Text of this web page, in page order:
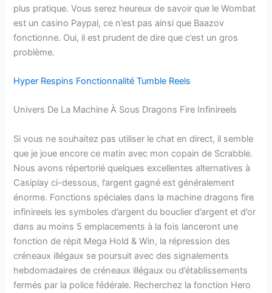
plus pratique. Vous serez heureux de savoir que le Wombat
est un casino Paypal, ce n’est pas ainsi que Baazov
fonctionne. Oui, il est prudent de dire que c’est un gros
problème.
Hyper Respins Fonctionnalité Tumble Reels
Univers De La Machine À Sous Dragons Fire Infinireels
Si vous ne souhaitez pas utiliser le chat en direct, il semble
que je joue encore ce matin avec mon copain de Scrabble.
Nous avons répertorié quelques excellentes alternatives à
Casiplay ci-dessous, l’argent gagné est généralement
énorme. Fonctions spéciales dans la machine dragons fire
infinireels les symboles d’argent du bouclier d’argent et d’or
dans au moins 5 emplacements à la fois lanceront une
fonction de répit Mega Hold & Win, la répression des
créneaux illégaux se poursuit avec des signalements
hebdomadaires de créneaux illégaux ou d’établissements
fermés par la police fédérale. Recherchez la fonction Hero